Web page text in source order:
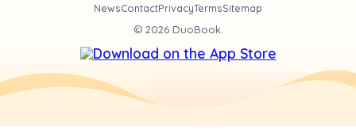
NewsContactPrivacyTermsSitemap
© 2026DuoBook.